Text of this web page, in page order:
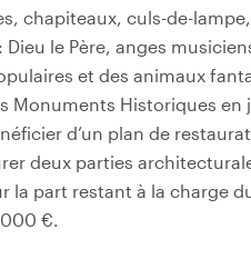
chapiteaux, culs-de-
le Père, anges
et des animaux
Monuments Historiques en
d’un plan de
deux parties
la part restant à la charge
€.